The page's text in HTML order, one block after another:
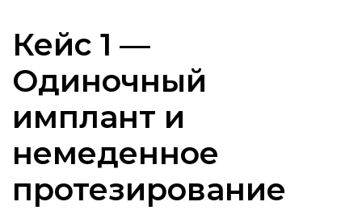
Кейс 1 —
Одиночный
имплант и
немеденное
протезирование